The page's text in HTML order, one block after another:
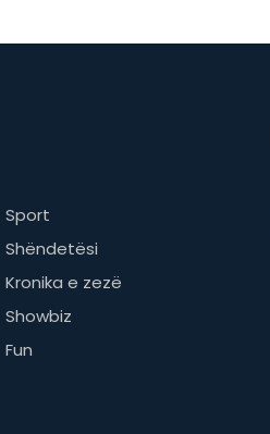
Sport
Shëndetësi
Kronika e zezë
Showbiz
Fun